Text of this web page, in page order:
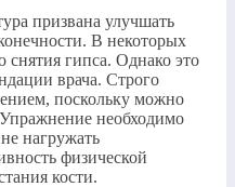
призвана улучшать
В некоторых
снятия гипса. Однако это
врача. Строго
поскольку можно
необходимо
нагружать
физической
кости.